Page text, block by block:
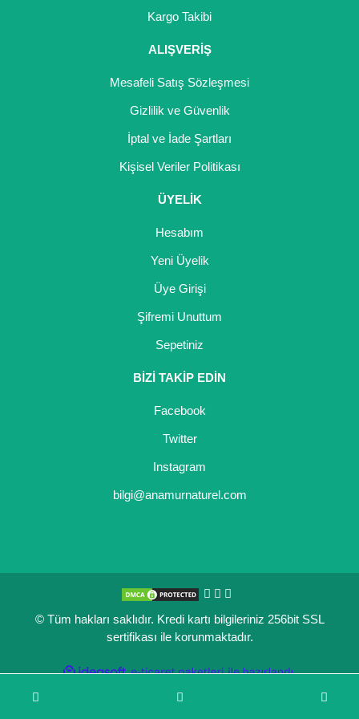
Gönder
Kargo Takibi
ALIŞVERİŞ
Mesafeli Satış Sözleşmesi
Gizlilik ve Güvenlik
İptal ve İade Şartları
Kişisel Veriler Politikası
ÜYELİK
Hesabım
Yeni Üyelik
Üye Girişi
Şifremi Unuttum
Sepetiniz
BİZİ TAKİP EDİN
Facebook
Twitter
Instagram
bilgi@anamurnaturel.com
© Tüm hakları saklıdır. Kredi kartı bilgileriniz 256bit SSL
sertifikası ile korunmaktadır.
ideasoft
e-
ile